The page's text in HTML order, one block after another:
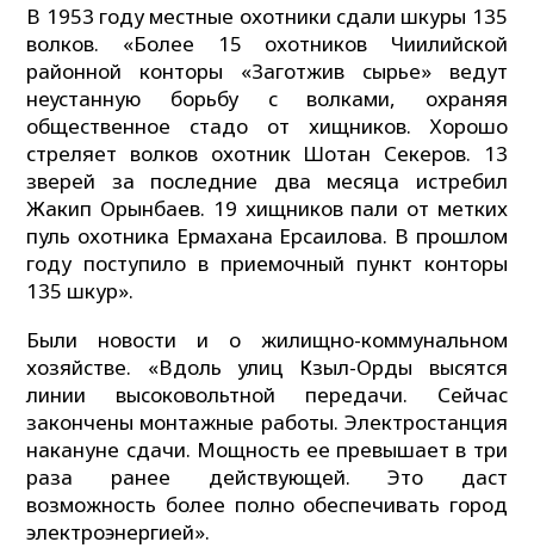
В 1953 году местные охотники сдали шкуры 135
волков. «Более 15 охотников Чиилийской
районной конторы «Заготжив сырье» ведут
неустанную борьбу с волками, охраняя
общественное стадо от хищников. Хорошо
стреляет волков охотник Шотан Секеров. 13
зверей за последние два месяца истребил
Жакип Орынбаев. 19 хищников пали от метких
пуль охотника Ермахана Ерсаилова. В прошлом
году поступило в приемочный пункт конторы
135 шкур».
Были новости и о жилищно-коммунальном
хозяйстве. «Вдоль улиц Кзыл-Орды высятся
линии высоковольтной передачи. Сейчас
закончены монтажные работы. Электростанция
накануне сдачи. Мощность ее превышает в три
раза ранее действующей. Это даст
возможность более полно обеспечивать город
электроэнергией».